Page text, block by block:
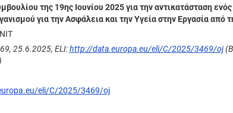
της 19ης Ιουνίου 2025 για την αντικατάσταση
για την Ασφάλεια και την Υγεία στην Εργασία από
25.6.2025, ELI:http://data.europa.eu/eli/C/2025/3469/oj
eli/C/2025/3469/oj